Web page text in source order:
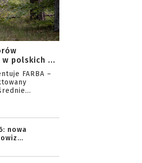
polskich ...
FARBA –
nowa